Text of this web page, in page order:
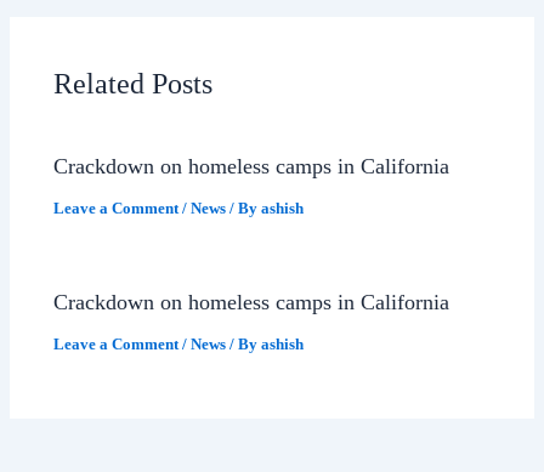
Related Posts
Crackdown on homeless camps in California
Leave a Comment /News / Byashish
Crackdown on homeless camps in California
Leave a Comment /News / Byashish